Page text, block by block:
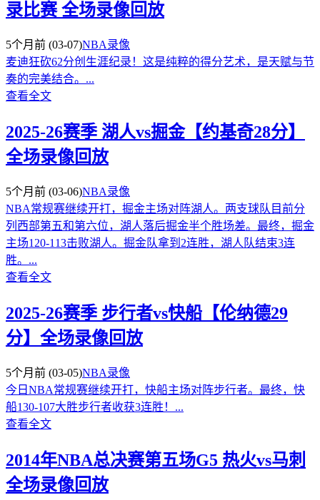
录比赛 全场录像回放
5个月前 (03-07)NBA录像
麦迪狂砍62分创生涯纪录！这是纯粹的得分艺术，是天赋与节
奏的完美结合。...
查看全文
2025-26赛季 湖人vs掘金【约基奇28分】
全场录像回放
5个月前 (03-06)NBA录像
NBA常规赛继续开打，掘金主场对阵湖人。两支球队目前分
列西部第五和第六位，湖人落后掘金半个胜场差。最终，掘金
主场120-113击败湖人。掘金队拿到2连胜，湖人队结束3连
胜。...
查看全文
2025-26赛季 步行者vs快船【伦纳德​29
分】全场录像回放
5个月前 (03-05)NBA录像
今日NBA常规赛继续开打，快船主场对阵步行者。最终，快
船130-107大胜步行者收获3连胜！...
查看全文
2014年NBA总决赛第五场G5 热火vs马刺
全场录像回放